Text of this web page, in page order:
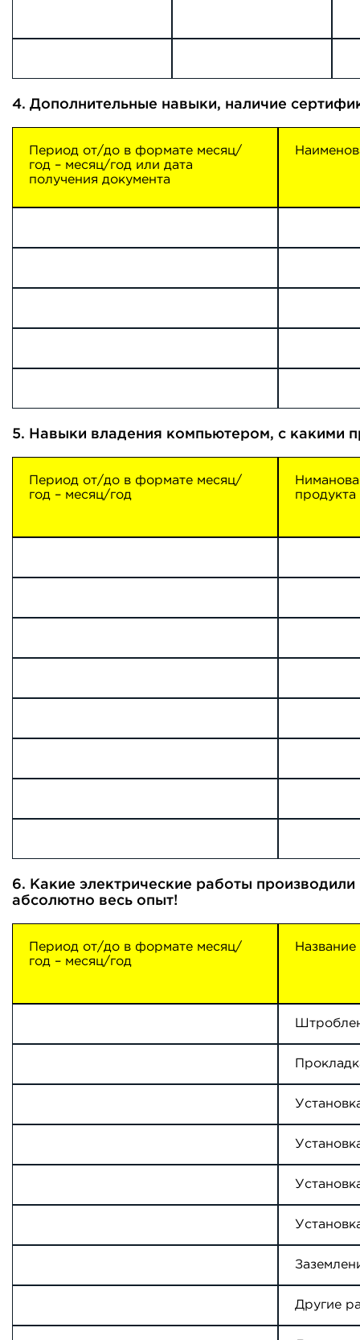
4. Дополнительные навыки, наличие
Период от/до в формате месяц/
год – месяц/год или дата
получения документа
5. Навыки владения компьютером, с какими
Период от/до в формате месяц/
год – месяц/год
продукта
6. Какие электрические работы
абсолютно весь опыт!
Период от/до в формате месяц/
год – месяц/год